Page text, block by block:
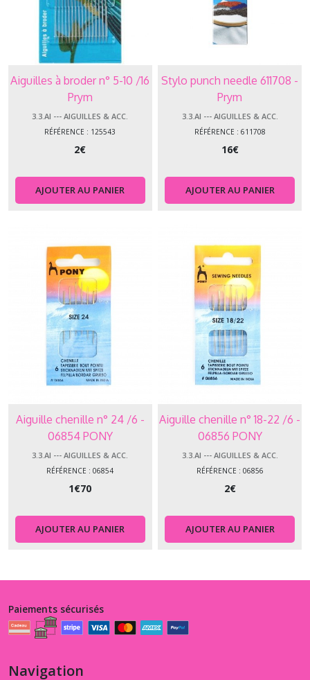
Aiguilles à broder n° 5-10 /16
Prym
3.3.AI --- AIGUILLES & ACC.
RÉFÉRENCE : 125543
2€
AJOUTER AU PANIER
Stylo punch needle 611708 -
Prym
3.3.AI --- AIGUILLES & ACC.
RÉFÉRENCE : 611708
16€
AJOUTER AU PANIER
Aiguille chenille n° 24 /6 -
06854 PONY
3.3.AI --- AIGUILLES & ACC.
RÉFÉRENCE : 06854
1€70
AJOUTER AU PANIER
Aiguille chenille n° 18-22 /6 -
06856 PONY
3.3.AI --- AIGUILLES & ACC.
RÉFÉRENCE : 06856
2€
AJOUTER AU PANIER
Paiements sécurisés
Navigation